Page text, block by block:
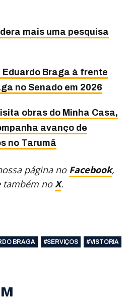
mais uma pesquisa
Eduardo Braga à frente
no Senado em 2026
obras do Minha Casa,
avanço de
no Tarumã
página no Facebook,
também noX.
BRAGA #SERVIÇOS #VISTORIA